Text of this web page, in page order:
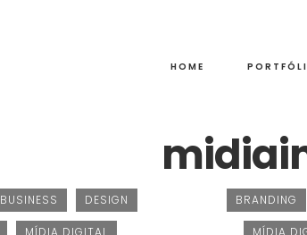
HOME
BUSINESS DESIGN BRANDING